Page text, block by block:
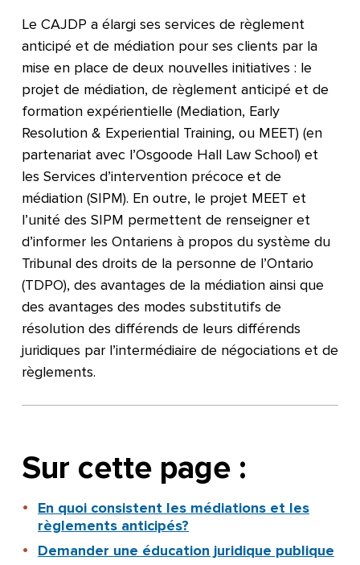
Le CAJDP a élargi ses services de règlement
anticipé et de médiation pour ses clients par la
mise en place de deux nouvelles initiatives : le
projet de médiation, de règlement anticipé et de
formation expérientielle (Mediation, Early
Resolution & Experiential Training, ou MEET) (en
partenariat avec l’Osgoode Hall Law School) et
les Services d’intervention précoce et de
médiation (SIPM). En outre, le projet MEET et
l’unité des SIPM permettent de renseigner et
d’informer les Ontariens à propos du système du
Tribunal des droits de la personne de l’Ontario
(TDPO), des avantages de la médiation ainsi que
des avantages des modes substitutifs de
résolution des différends de leurs différends
juridiques par l’intermédiaire de négociations et de
règlements.
Sur cette page :
En quoi consistent les médiations et les
règlements anticipés?
Demander une éducation juridique publique